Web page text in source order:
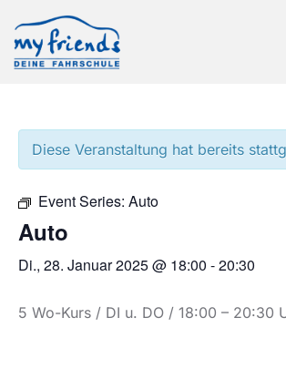
Diese Veranstaltung hat bereits
Event Series: Auto
Auto
Di., 28. Januar 2025 @ 18:00 -20:30
5 Wo-Kurs / DI u. DO / 18:00 – 20:30